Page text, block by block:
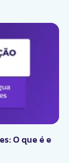
O que é e